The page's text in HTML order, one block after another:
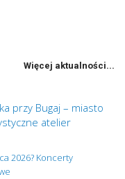
Więcej aktualności...
przy Bugaj – miasto
atelier
2026? Koncerty